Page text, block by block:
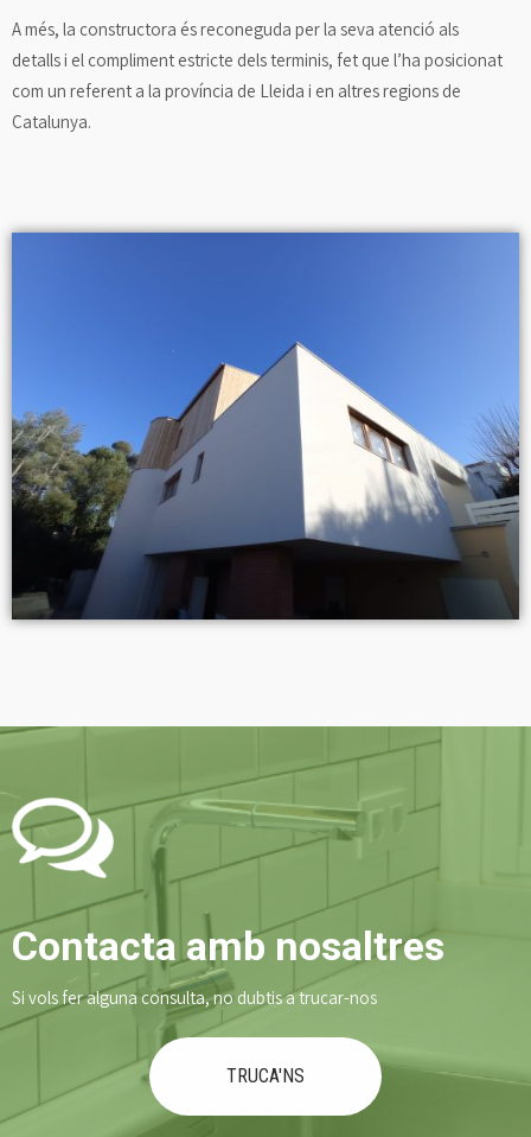
A més, la constructora és reconeguda per la seva atenció als
detalls i el compliment estricte dels terminis, fet que l’ha posicionat
com un referent a la província de Lleida i en altres regions de
Catalunya.
Contacta amb nosaltres
Si vols fer alguna consulta, no dubtis a trucar-nos
TRUCA'NS